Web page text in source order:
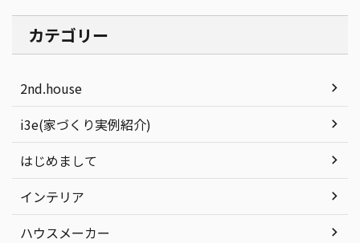
カテゴリー
2nd.house
i3e(家づくり実例紹介)
はじめまして
インテリア
ハウスメーカー